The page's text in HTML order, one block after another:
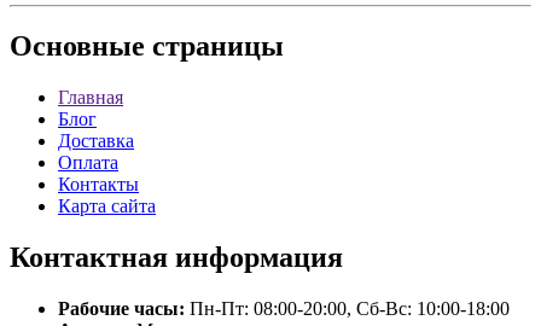
Основные страницы
Главная
Блог
Доставка
Оплата
Контакты
Карта сайта
Контактная информация
Рабочие часы: Пн-Пт: 08:00-20:00, Сб-Вс: 10:00-18:00